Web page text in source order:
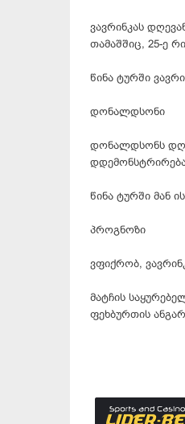
ვავრინკას
თამაშშიც, 25-ე
წინა ტურში
დონალდსონი
დონალდსონს
წინა ტურში მან
პროგნოზი
ვფიქრობ,
მატჩის
ფეხბურთის